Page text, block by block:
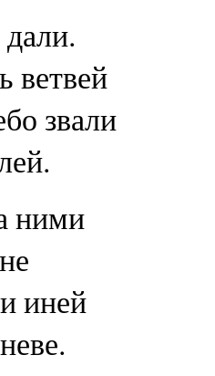
ветвей
звали
ними
иней